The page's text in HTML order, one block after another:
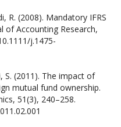
R. (2008). Mandatory IFRS
of Accounting Research,
j.1475-
S. (2011). The impact of
mutual fund ownership.
51(3), 240–258.